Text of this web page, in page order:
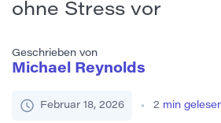
ohne Stress vor
Geschrieben von
Michael Reynolds
Februar 18, 2026 2 min